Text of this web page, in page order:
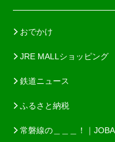
おでかけ
JRE MALLショッピング
鉄道ニュース
ふるさと納税
常磐線の＿＿＿！｜